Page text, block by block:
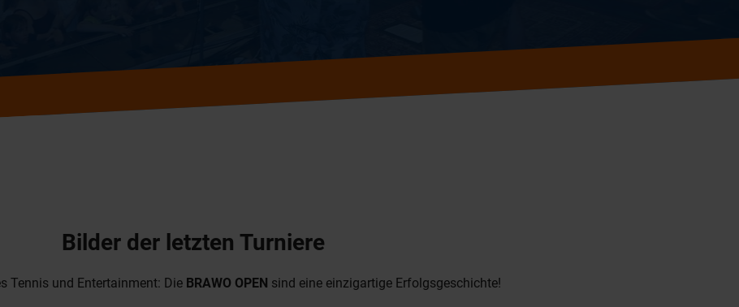
Bilder der letzten Turniere
Tennis und Entertainment: Die BRAWO OPEN sind eine einzigartige Erfolgsgeschichte!